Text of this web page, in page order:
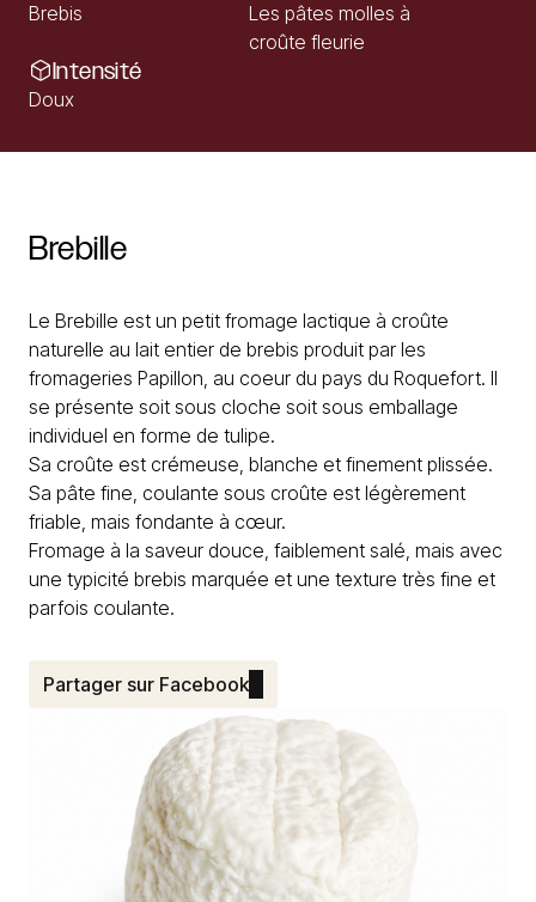
Brebis
Les pâtes molles à
croûte fleurie
Intensité
Doux
Brebille
Le Brebille est un petit fromage lactique à croûte
naturelle au lait entier de brebis produit par les
fromageries Papillon, au coeur du pays du Roquefort. Il
se présente soit sous cloche soit sous emballage
individuel en forme de tulipe.
Sa croûte est crémeuse, blanche et finement plissée.
Sa pâte fine, coulante sous croûte est légèrement
friable, mais fondante à cœur.
Fromage à la saveur douce, faiblement salé, mais avec
une typicité brebis marquée et une texture très fine et
parfois coulante.
Partager sur Facebook